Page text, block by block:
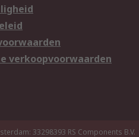
verkoopvoorwaarden
33298393 RS Components B.V.